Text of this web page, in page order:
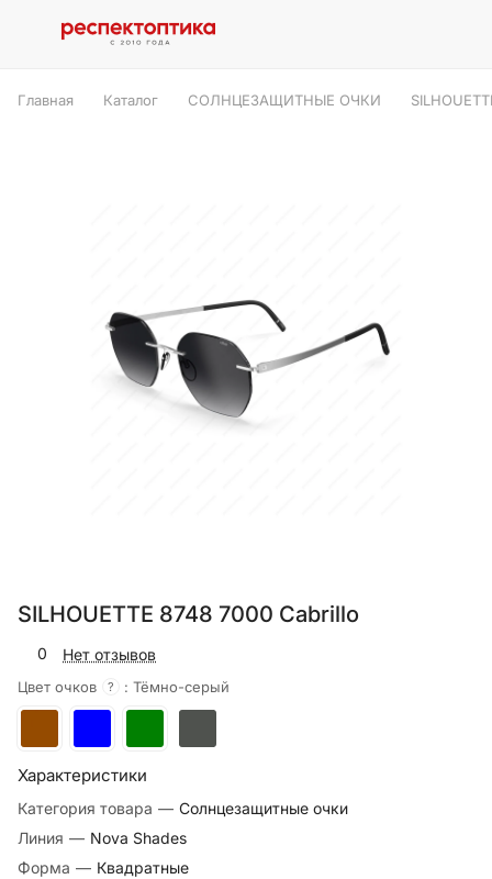
Главная Каталог СОЛНЦЕЗАЩИТНЫЕ ОЧКИ
SILHOUETTE 8748 7000 Cabrillo
0 Нет отзывов
Цвет очков ? : Тёмно-серый
Характеристики
Категория товара — Солнцезащитные очки
Линия — Nova Shades
Форма — Квадратные